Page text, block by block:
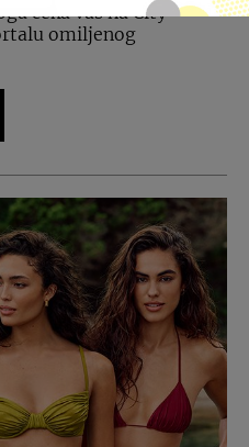
čeka vas na City
omiljenog